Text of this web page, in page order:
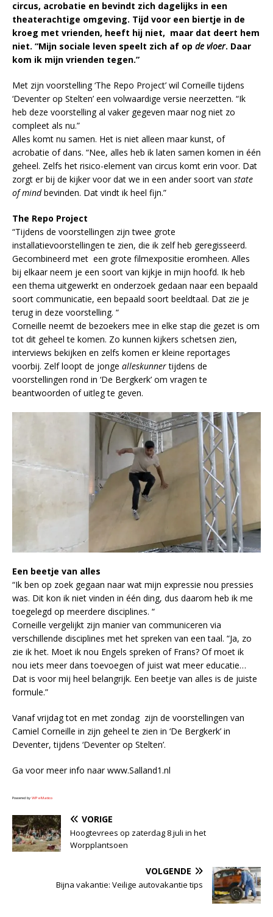
circus, acrobatie en bevindt zich dagelijks in een
theaterachtige omgeving. Tijd voor een biertje in de
kroeg met vrienden, heeft hij niet, maar dat deert hem
niet. “Mijn sociale leven speelt zich af op de vloer. Daar
kom ik mijn vrienden tegen.”
Met zijn voorstelling ‘The Repo Project’ wil Corneille tijdens
‘Deventer op Stelten’ een volwaardige versie neerzetten. “Ik
heb deze voorstelling al vaker gegeven maar nog niet zo
compleet als nu.”
Alles komt nu samen. Het is niet alleen maar kunst, of
acrobatie of dans. “Nee, alles heb ik laten samen komen in één
geheel. Zelfs het risico-element van circus komt erin voor. Dat
zorgt er bij de kijker voor dat we in een ander soort van state
of mindbevinden. Dat vindt ik heel fijn.”
The Repo Project
“Tijdens de voorstellingen zijn twee grote
installatievoorstellingen te zien, die ik zelf heb geregisseerd.
Gecombineerd met een grote filmexpositie eromheen. Alles
bij elkaar neem je een soort van kijkje in mijn hoofd. Ik heb
een thema uitgewerkt en onderzoek gedaan naar een bepaald
soort communicatie, een bepaald soort beeldtaal. Dat zie je
terug in deze voorstelling. “
Corneille neemt de bezoekers mee in elke stap die gezet is om
tot dit geheel te komen. Zo kunnen kijkers schetsen zien,
interviews bekijken en zelfs komen er kleine reportages
voorbij. Zelf loopt de jonge alleskunnertijdens de
voorstellingen rond in ‘De Bergkerk’ om vragen te
beantwoorden of uitleg te geven.
Een beetje van alles
“Ik ben op zoek gegaan naar wat mijn expressie nou pressies
was. Dit kon ik niet vinden in één ding, dus daarom heb ik me
toegelegd op meerdere disciplines. “
Corneille vergelijkt zijn manier van communiceren via
verschillende disciplines met het spreken van een taal. “Ja, zo
zie ik het. Moet ik nou Engels spreken of Frans? Of moet ik
nou iets meer dans toevoegen of juist wat meer educatie…
Dat is voor mij heel belangrijk. Een beetje van alles is de juiste
formule.”
Vanaf vrijdag tot en met zondag zijn de voorstellingen van
Camiel Corneille in zijn geheel te zien in ‘De Bergkerk’ in
Deventer, tijdens ‘Deventer op Stelten’.
Ga voor meer info naar www.Salland1.nl
Powered by WPeMatico
VORIGE
Hoogtevrees op zaterdag 8 juli in het
Worpplantsoen
VOLGENDE
Bijna vakantie: Veilige autovakantie tips